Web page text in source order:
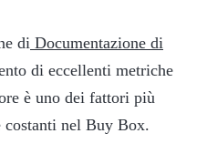
di Documentazione di
di eccellenti metriche
è uno dei fattori più
nel Buy Box.